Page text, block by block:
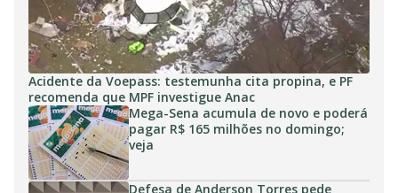
Acidente da Voepass: testemunha cita propina, e PF
recomenda que MPF investigue Anac
Mega-Sena acumula de novo e poderá
pagar R$ 165 milhões no domingo;
veja
Defesa de Anderson Torres pede